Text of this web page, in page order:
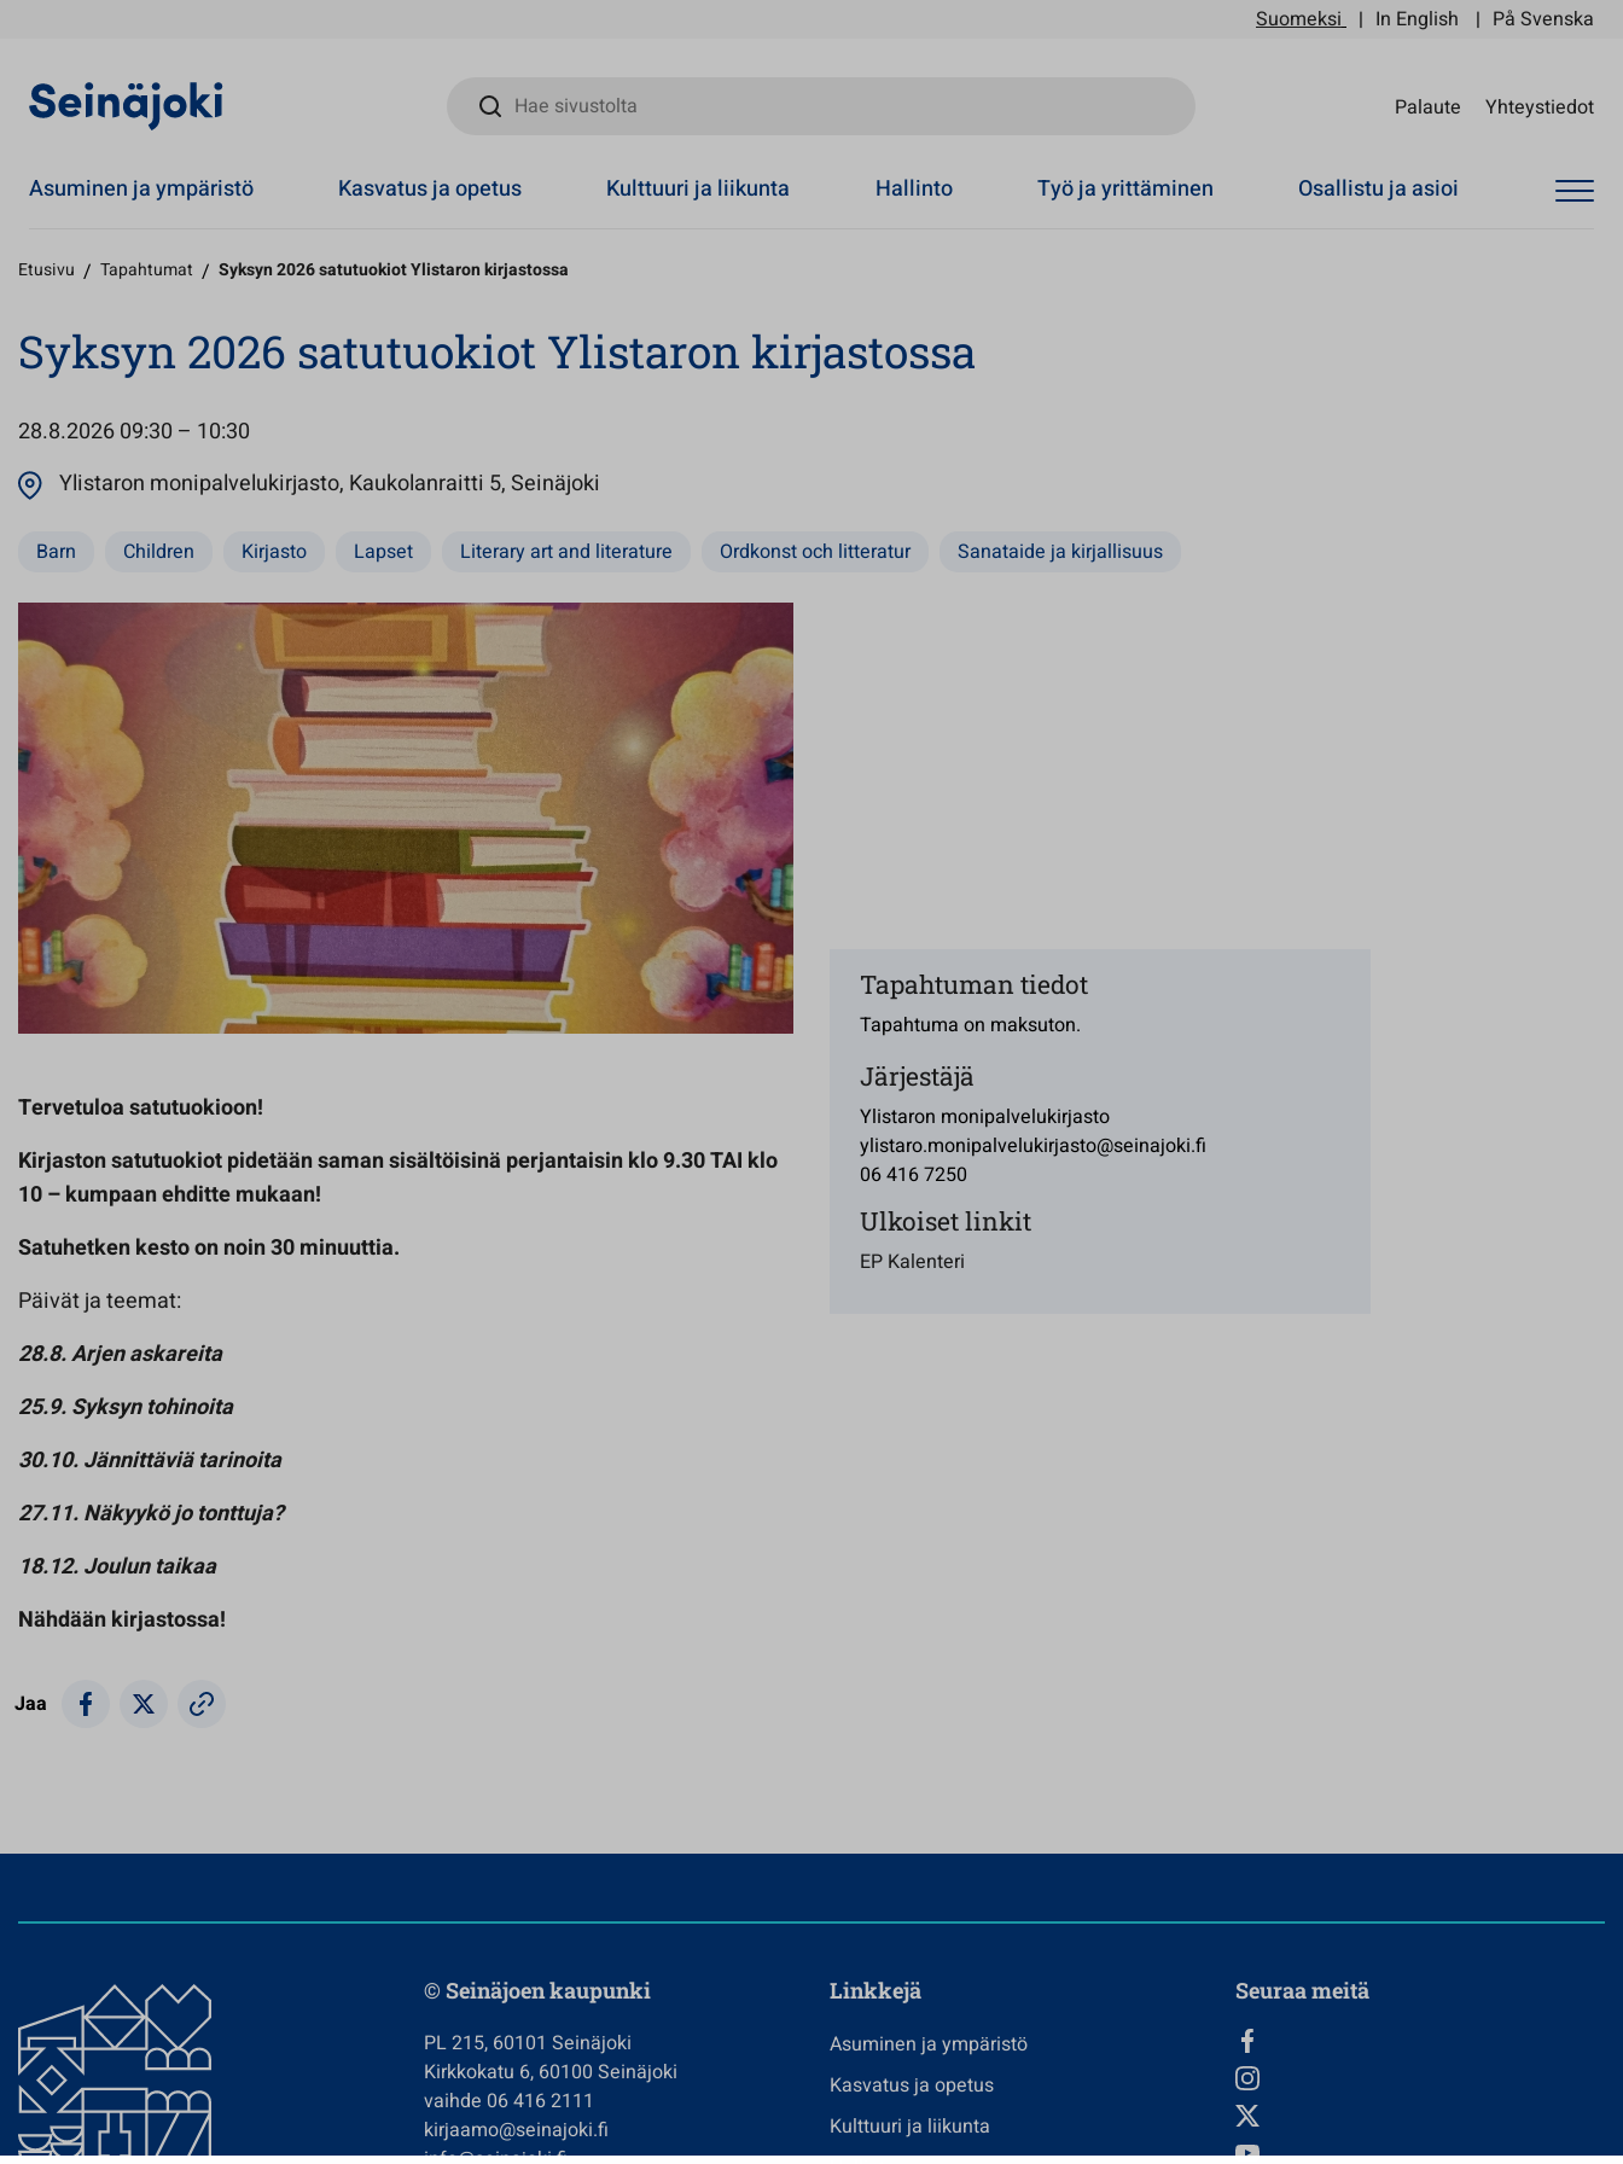
Suomeksi In English På Svenska
Hae sivustolta
Palaute Yhteystiedot
Asuminen ja ympäristö Kasvatus ja opetus Kulttuuri ja liikunta Hallinto Työ ja yrittäminen Osallistu ja asioi
Etusivu / Tapahtumat / Syksyn 2026 satutuokiot Ylistaron kirjastossa
Syksyn 2026 satutuokiot Ylistaron kirjastossa
28.8.202609:30 – 10:30
Ylistaron monipalvelukirjasto, Kaukolanraitti 5, Seinäjoki
Barn Children Kirjasto Lapset Literary art and literature Ordkonst och litteratur Sanataide ja kirjallisuus
Tervetuloa satutuokioon!
Kirjaston satutuokiot pidetään saman sisältöisinä perjantaisin klo 9.30 TAI klo
10 – kumpaan ehditte mukaan!
Satuhetken kesto on noin 30 minuuttia.
Päivät ja teemat:
28.8. Arjen askareita
25.9. Syksyn tohinoita
30.10. Jännittäviä tarinoita
27.11. Näkyykö jo tonttuja?
18.12. Joulun taikaa
Nähdään kirjastossa!
Tapahtuman tiedot
Tapahtuma on maksuton.
Järjestäjä
Ylistaron monipalvelukirjasto
ylistaro.monipalvelukirjasto@seinajoki.fi
06 416 7250
Ulkoiset linkit
EP Kalenteri
Jaa
© Seinäjoen kaupunki
PL 215, 60101 Seinäjoki
Kirkkokatu 6, 60100 Seinäjoki
vaihde 06 416 2111
kirjaamo@seinajoki.fi
Linkkejä
Asuminen ja ympäristö
Kasvatus ja opetus
Kulttuuri ja liikunta
Seuraa meitä